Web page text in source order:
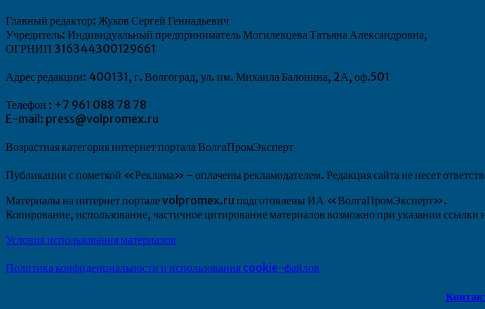
Главный редактор: Жуков Сергей Геннадьевич
Учредитель: Индивидуальный предприниматель Могилевцева Татьяна Александровна,
ОГРНИП 316344300129661
Адрес редакции: 400131, г. Волгоград, ул. им. Михаила Балонина, 2А, оф.501
Телефон : +7 961 088 78 78
E-mail: press@volpromex.ru
Возрастная категория интернет портала ВолгаПромЭксперт
Публикации с пометкой «Реклама» - оплачены рекламодателем. Редакция сайта не несет
Материалы на интернет портале volpromex.ru подготовлены ИА «ВолгаПромЭксперт».
Копирование, использование, частичное цитирование материалов возможно при указании
Условия использования материалов
Политика конфиденциальности и использования cookie-файлов